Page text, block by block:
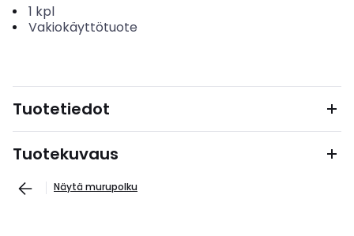
1 kpl
Vakiokäyttötuote
Tuotetiedot
Tuotekuvaus
Näytä murupolku